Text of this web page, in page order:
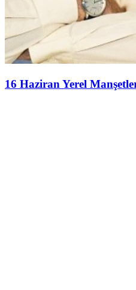
16 Haziran Yerel